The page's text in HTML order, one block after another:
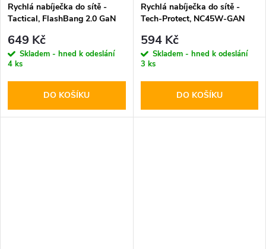
Rychlá nabíječka do sítě -
Tactical, FlashBang 2.0 GaN
649 Kč
Skladem - hned k odeslání
4 ks
DO KOŠÍKU
Rychlá nabíječka do sítě -
Tech-Protect, NC45W-GAN
594 Kč
Skladem - hned k odeslání
3 ks
DO KOŠÍKU